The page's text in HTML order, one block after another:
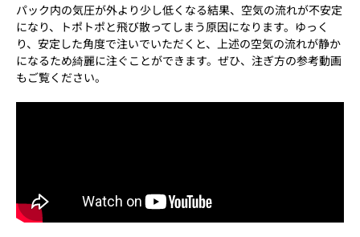
パック内の気圧が外より少し低くなる結果、空気の流れが不安定
になり、トポトポと飛び散ってしまう原因になります。ゆっく
り、安定した角度で注いでいただくと、上述の空気の流れが静か
になるため綺麗に注ぐことができます。ぜひ、注ぎ方の参考動画
もご覧ください。